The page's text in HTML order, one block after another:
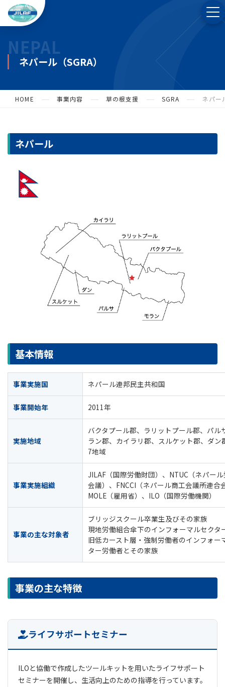
NEPAL
ネパール（SGRA）
HOME 事業内容 草の根支援 SGRA ネパー
ネパール
基本情報
事業実施国 ネパール連邦民主共和国
事業開始年 2011年
実施地域
バクタプール郡、ラリットプール郡、パル
ラン郡、カイラリ郡、スルケット郡、ダン
7地域
事業実施組織
JILAF（国際労働財団）、NTUC（ネパー
会議）、FNCCI（ネパール商工会議所連合
MOLE（雇用省）、ILO（国際労働機関）
事業の主な対象者
ブリッジスクール卒業生及びその家族
現地労働組合傘下のインフォーマルセクタ
旧低カースト層・強制労働者のインフォー
ター労働者とその家族
事業の主な特徴
ライフサポートセミナー
ILOと協働で作成したツールキットを用いたライフサポート
セミナーを開催し、生活向上のための指導を行っています。